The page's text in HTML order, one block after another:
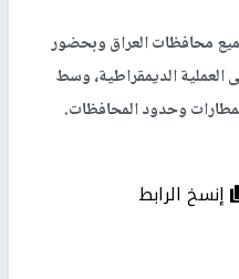
محافظات العراق وبحضور
العملية الديمقراطية، وسط
وحدود المحافظات.
إنسخ الرابط